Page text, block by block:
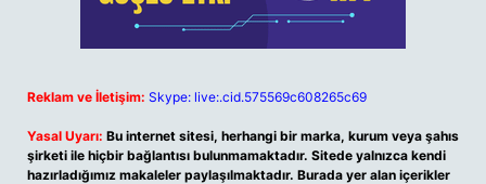
Reklam ve İletişim: Skype: live:.cid.575569c608265c69
Yasal Uyarı: Bu internet sitesi, herhangi bir marka, kurum veya şahıs
şirketi ile hiçbir bağlantısı bulunmamaktadır. Sitede yalnızca kendi
hazırladığımız makaleler paylaşılmaktadır. Burada yer alan içerikler